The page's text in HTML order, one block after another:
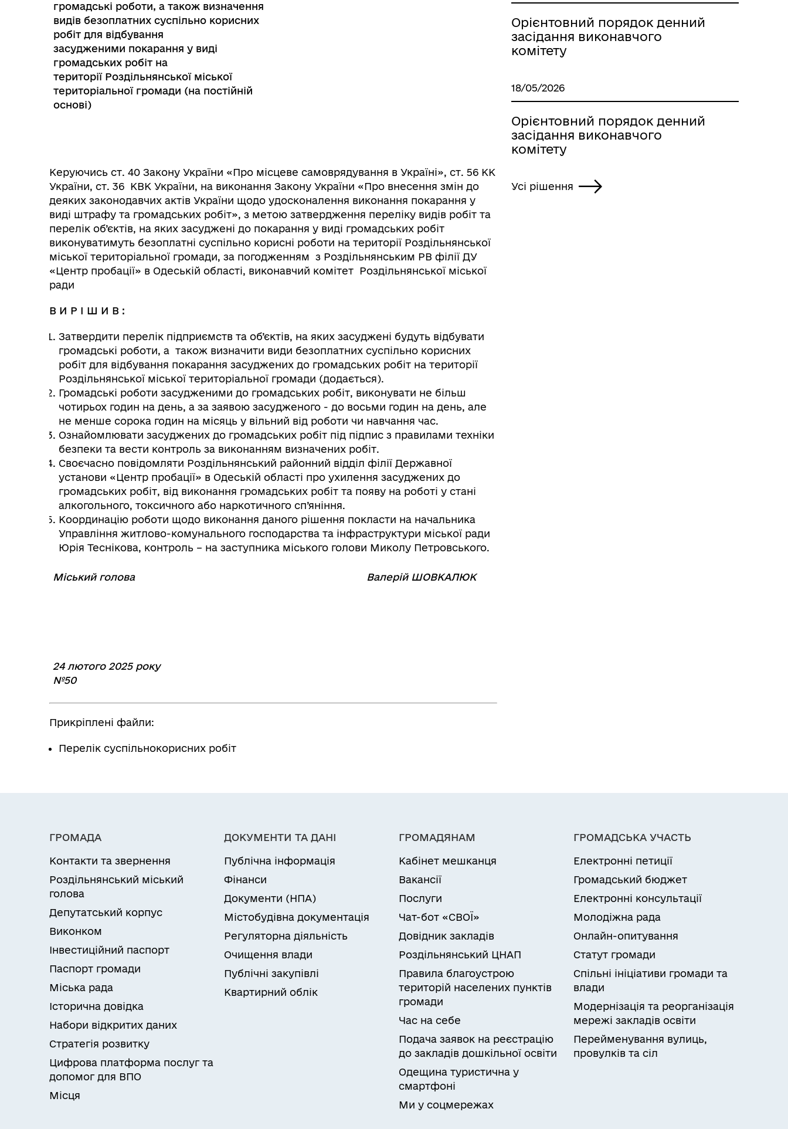
Електронна черга в ТЦК
громадські роботи, а також визначення
видів безоплатних суспільно корисних
робіт для відбування
засудженими покарання у виді
громадських робіт на
території Роздільнянської міської
територіальної громади (на постійній
основі)
Керуючись ст. 40 Закону України «Про місцеве самоврядування в Україні», ст. 56 КК
України, ст. 36 КВК України, на виконання Закону України «Про внесення змін до
деяких законодавчих актів України щодо удосконалення виконання покарання у
виді штрафу та громадських робіт», з метою затвердження переліку видів робіт та
перелік об’єктів, на яких засуджені до покарання у виді громадських робіт
виконуватимуть безоплатні суспільно корисні роботи на території Роздільнянської
міської територіальної громади, за погодженням з Роздільнянським РВ філії ДУ
«Центр пробації» в Одеській області, виконавчий комітет Роздільнянської міської
ради
В И Р І Ш И В :
Затвердити перелік підприємств та об’єктів, на яких засуджені будуть відбувати
громадські роботи, а також визначити види безоплатних суспільно корисних
робіт для відбування покарання засуджених до громадських робіт на території
Роздільнянської міської територіальної громади (додається).
Громадські роботи засудженими до громадських робіт, виконувати не більш
чотирьох годин на день, а за заявою засудженого - до восьми годин на день, але
не менше сорока годин на місяць у вільний від роботи чи навчання час.
Ознайомлювати засуджених до громадських робіт під підпис з правилами техніки
безпеки та вести контроль за виконанням визначених робіт.
Своєчасно повідомляти Роздільнянський районний відділ філії Державної
установи «Центр пробації» в Одеській області про ухилення засуджених до
громадських робіт, від виконання громадських робіт та появу на роботі у стані
алкогольного, токсичного або наркотичного сп’яніння.
Координацію роботи щодо виконання даного рішення покласти на начальника
Управління житлово-комунального господарства та інфраструктури міської ради
Юрія Теснікова, контроль – на заступника міського голови Миколу Петровського.
Міський голова⠀ Валерій ШОВКАЛЮК
24 лютого 2025 року
№50
Прикріплені файли:
Перелік суспільнокорисних робіт
Орієнтовний порядок денний
засідання виконавчого
комітету
18/05/2026
Орієнтовний порядок денний
засідання виконавчого
комітету
Усі рішення
ГРОМАДА
Контакти та звернення
Роздільнянський міський
голова
Депутатський корпус
Виконком
Інвестиційний паспорт
Паспорт громади
Міська рада
Історична довідка
Набори відкритих даних
Стратегія розвитку
Цифрова платформа послуг та
допомог для ВПО
Місця
ДОКУМЕНТИ ТА ДАНІ
Публічна інформація
Фінанси
Документи (НПА)
Містобудівна документація
Регуляторна діяльність
Очищення влади
Публічні закупівлі
Квартирний облік
ГРОМАДЯНАМ
Кабінет мешканця
Вакансії
Послуги
Чат-бот «СВОЇ»
Довідник закладів
Роздільнянський ЦНАП
Правила благоустрою
територій населених пунктів
громади
Час на себе
Подача заявок на реєстрацію
до закладів дошкільної освіти
Одещина туристична у
смартфоні
Ми у соцмережах
ГРОМАДСЬКА УЧАСТЬ
Електронні петиції
Громадський бюджет
Електронні консультації
Молодіжна рада
Онлайн-опитування
Статут громади
Спільні ініціативи громади та
влади
Модернізація та реорганізація
мережі закладів освіти
Перейменування вулиць,
провулків та сіл